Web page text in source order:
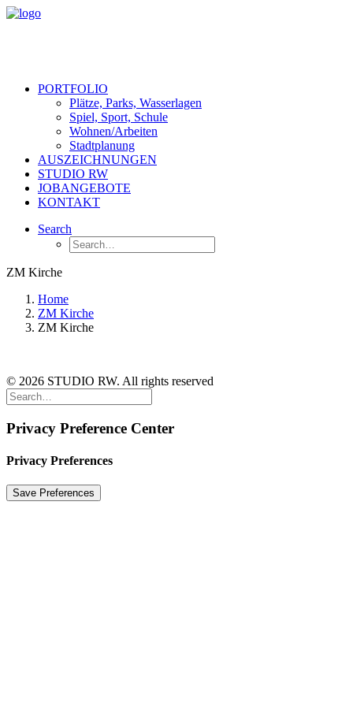
PORTFOLIO
Plätze, Parks, Wasserlagen
Spiel, Sport, Schule
Wohnen/Arbeiten
Stadtplanung
AUSZEICHNUNGEN
STUDIO RW
JOBANGEBOTE
KONTAKT
Search
ZM Kirche
Home
ZM Kirche
ZM Kirche
© 2026 STUDIO RW. All rights reserved
Privacy Preference Center
Privacy Preferences